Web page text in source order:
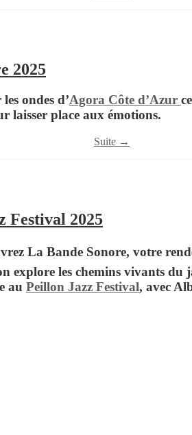
2025
ondes d’Agora Côte d’Azur
laisser place aux émotions.
Suite →
Festival 2025
La Bande Sonore, votre
explore les chemins vivants
au Peillon Jazz Festival, avec